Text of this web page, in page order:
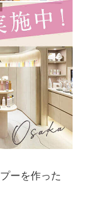
ーを作った